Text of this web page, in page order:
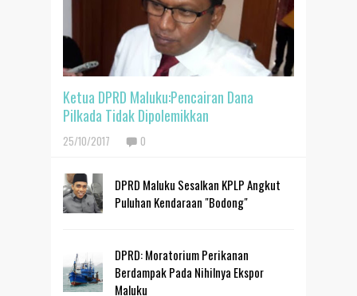
Ketua DPRD Maluku:Pencairan Dana
Pilkada Tidak Dipolemikkan
25/10/2017 0
DPRD Maluku Sesalkan KPLP Angkut
Puluhan Kendaraan "Bodong"
DPRD: Moratorium Perikanan
Berdampak Pada Nihilnya Ekspor
Maluku